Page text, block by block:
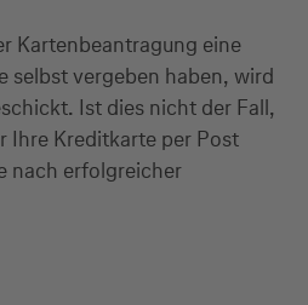
beantragen
Kartenbeantragung eine
selbst vergeben haben, wird
Ist dies nicht der Fall,
Ihre Kreditkarte per Post
nach erfolgreicher